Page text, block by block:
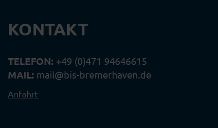
KONTAKT
TELEFON: +49 (0)471 94646615
MAIL: mail@bis-bremerhaven.de
Anfahrt